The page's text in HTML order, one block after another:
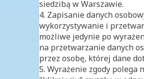
siedzibą w Warszawie.
4. Zapisanie danych
wykorzystywanie i
możliwe jedynie po
na przetwarzanie danych
przez osobę, której dane
5. Wyrażenie zgody polega